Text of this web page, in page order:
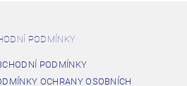
PODMÍNKY
PODMÍNKY
OCHRANY OSOBNÍCH